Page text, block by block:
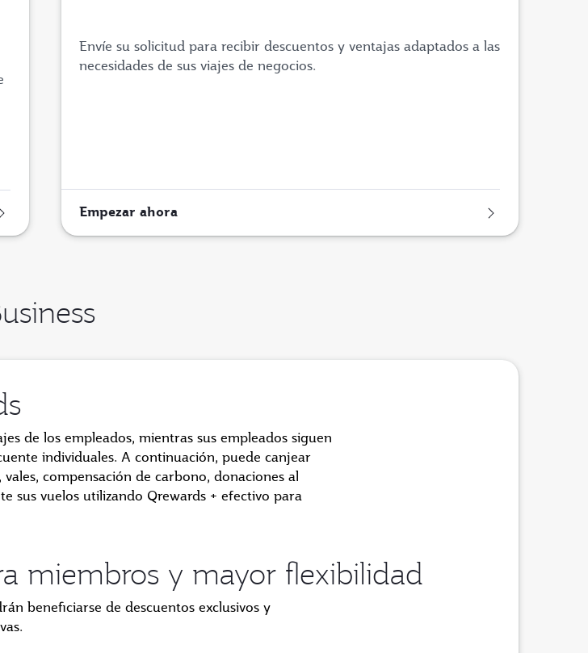
Envíe su solicitud para recibir descuentos y ventajas adaptados a las
necesidades de sus viajes de negocios.
Empezar ahora
de los empleados, mientras sus empleados siguen
individuales. A continuación, puede canjear
compensación de carbono, donaciones al
sus vuelos utilizando Qrewards + efectivo para
miembros y mayor flexibilidad
beneficiarse de descuentos exclusivos y